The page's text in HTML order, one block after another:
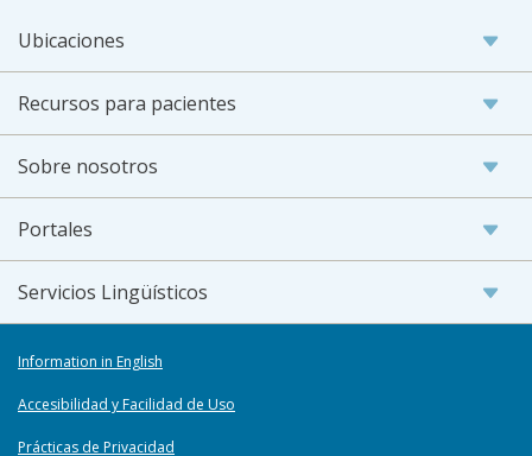
Ubicaciones
Recursos para pacientes
Sobre nosotros
Portales
Servicios Lingüísticos
Information in English
Accesibilidad y Facilidad de Uso
Prácticas de Privacidad